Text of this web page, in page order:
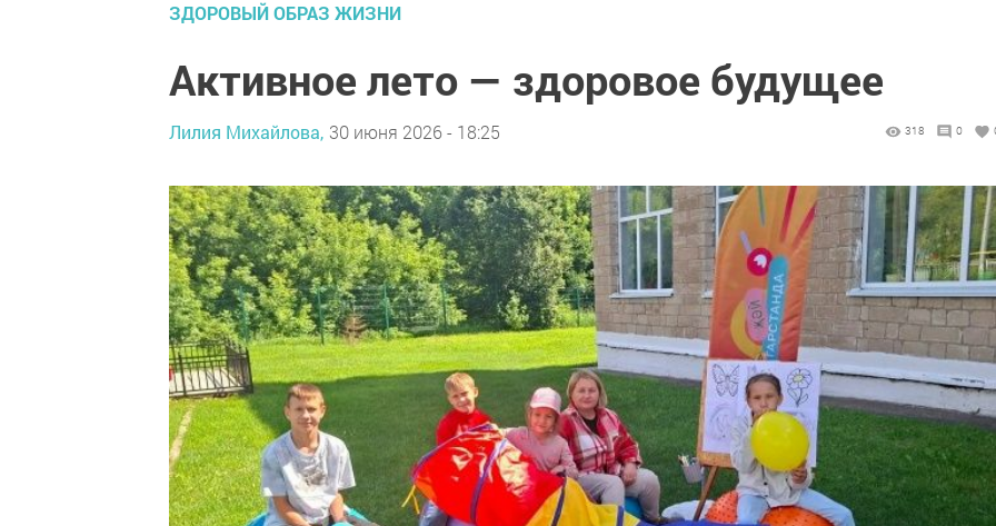
ЗДОРОВЫЙ ОБРАЗ ЖИЗНИ
Активное лето — здоровое будущее
Лилия Михайлова, 30 июня 2026 - 18:25 318 0